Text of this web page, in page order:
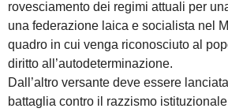
rovesciamento dei regimi attuali per
una federazione laica e socialista nel
quadro in cui venga riconosciuto al
diritto all’autodeterminazione.
Dall’altro versante deve essere
battaglia contro il razzismo